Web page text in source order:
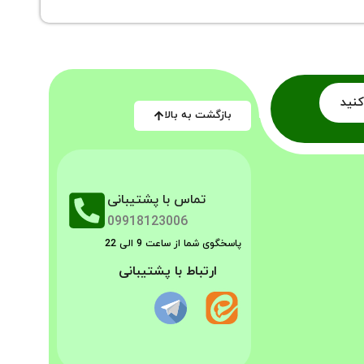
بازگشت به بالا
تماس با پشتیبانی
09918123006
پاسخگوی شما از ساعت 9 الی 22
ارتباط با پشتیبانی